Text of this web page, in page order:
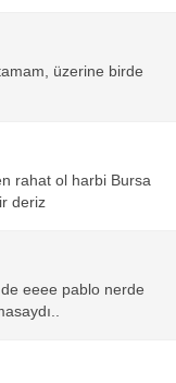
üzerine birde
rahat ol harbi Bursa
deriz
eeee pablo nerde